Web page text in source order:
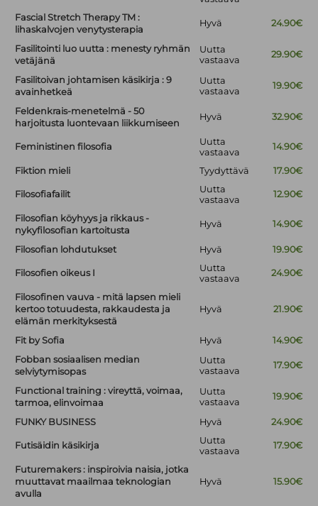
Fascial Stretch Therapy TM :
lihaskalvojen venytysterapia
Hyvä 24.90€
Fasilitointi luo uutta : menesty ryhmän
vetäjänä
Uutta
vastaava
29.90€
Fasilitoivan johtamisen käsikirja : 9
avainhetkeä
Uutta
vastaava
19.90€
Feldenkrais-menetelmä - 50
harjoitusta luontevaan liikkumiseen
Hyvä 32.90€
Feministinen filosofia
Uutta
vastaava
14.90€
Fiktion mieli Tyydyttävä 17.90€
Filosofiafailit
Uutta
vastaava
12.90€
Filosofian köyhyys ja rikkaus -
nykyfilosofian kartoitusta
Hyvä 14.90€
Filosofian lohdutukset Hyvä 19.90€
Filosofien oikeus I
Uutta
vastaava
24.90€
Filosofinen vauva - mitä lapsen mieli
kertoo totuudesta, rakkaudesta ja
elämän merkityksestä
Hyvä 21.90€
Fit by Sofia Hyvä
14.90€
Fobban sosiaalisen median
selviytymisopas
Uutta
vastaava
17.90€
Functional training : vireyttä, voimaa,
tarmoa, elinvoimaa
Uutta
vastaava
19.90€
FUNKY BUSINESS Hyvä 24.90€
Futisäidin käsikirja
Uutta
vastaava
17.90€
Futuremakers : inspiroivia naisia, jotka
muuttavat maailmaa teknologian
avulla
Hyvä 15.90€